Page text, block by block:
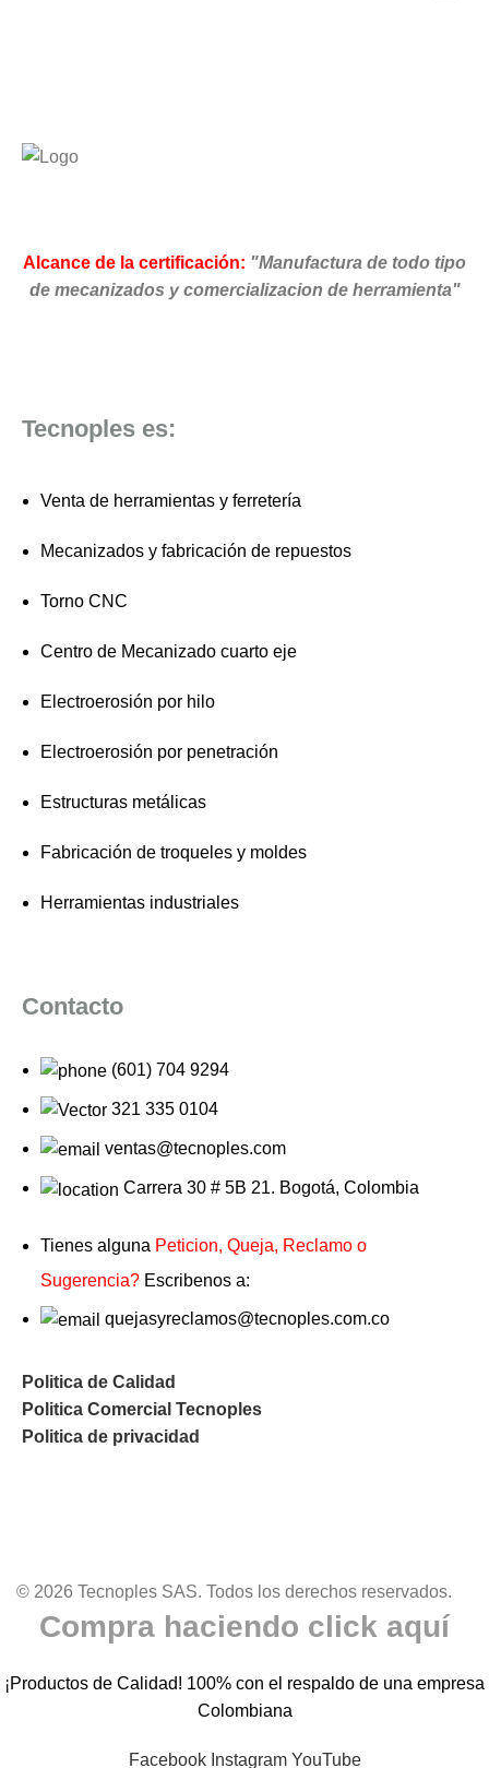
Alcance de la certificación: "Manufactura de todo tipo
de mecanizados y comercializacion de herramienta"
Tecnoples es:
Venta de herramientas y ferretería
Mecanizados y fabricación de repuestos
Torno CNC
Centro de Mecanizado cuarto eje
Electroerosión por hilo
Electroerosión por penetración
Estructuras metálicas
Fabricación de troqueles y moldes
Herramientas industriales
Contacto
(601) 704 9294
321 335 0104
ventas@tecnoples.com
Carrera 30 # 5B 21. Bogotá, Colombia
Tienes alguna Peticion, Queja, Reclamo o
Sugerencia? Escribenos a:
quejasyreclamos@tecnoples.com.co
Politica de Calidad
Politica Comercial Tecnoples
Politica de privacidad
© 2026 Tecnoples SAS. Todos los derechos reservados.
Compra haciendo click aquí
¡Productos de Calidad! 100% con el respaldo de una empresa
Colombiana
Facebook Instagram YouTube